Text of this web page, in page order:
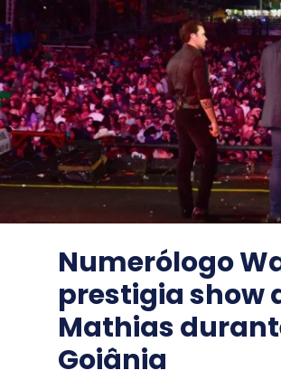
Numerólogo
prestigia show
Mathias
Goiânia